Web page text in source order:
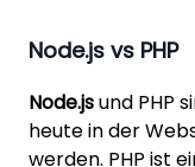
Node.js vs PHP
Node.jsund PHP
heute in der
werden. PHP ist